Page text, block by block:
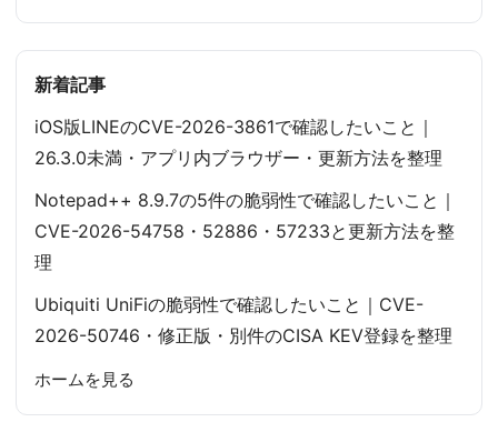
新着記事
iOS版LINEのCVE-2026-3861で確認したいこと｜
26.3.0未満・アプリ内ブラウザー・更新方法を整理
Notepad++ 8.9.7の5件の脆弱性で確認したいこと｜
CVE-2026-54758・52886・57233と更新方法を整
理
Ubiquiti UniFiの脆弱性で確認したいこと｜CVE-
2026-50746・修正版・別件のCISA KEV登録を整理
ホームを見る